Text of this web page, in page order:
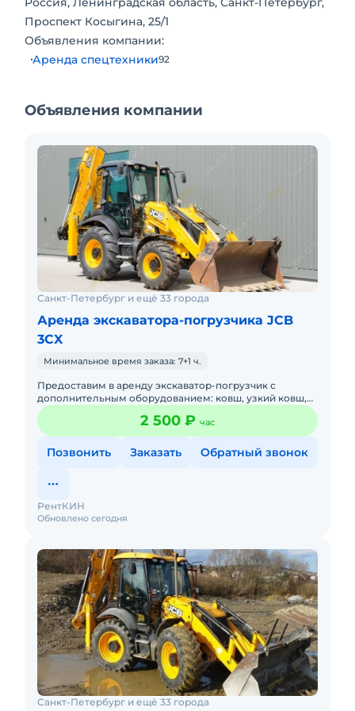
Проспект Косыгина, 25/1
Объявления компании:
Аренда спецтехники92
Объявления компании
Санкт-Петербург и ещё 33 города
Аренда экскаватора-погрузчика JCB
3CX
Минимальное время заказа: 7+1 ч.
Предоставим в аренду экскаватор-погрузчик с
дополнительным оборудованием: ковш, узкий ковш,
гидромолот, вилы и ямобур. Минимальный заказ
спецтехники - половина2 500 ₽ час
Позвонить Заказать Обратный звонок
Обновлено сегодня
РентКИН
Санкт-Петербург и ещё 33 города